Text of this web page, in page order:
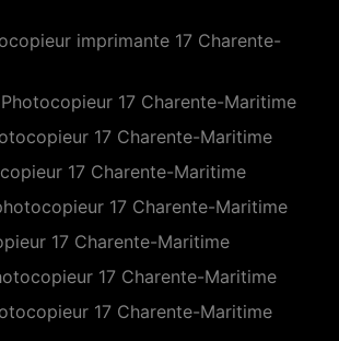
imprimante 17 Charente-
17 Charente-Maritime
17 Charente-Maritime
17 Charente-Maritime
17 Charente-Maritime
17 Charente-Maritime
17 Charente-Maritime
17 Charente-Maritime